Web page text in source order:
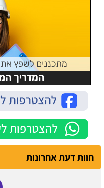
חוות דעת אחרונות